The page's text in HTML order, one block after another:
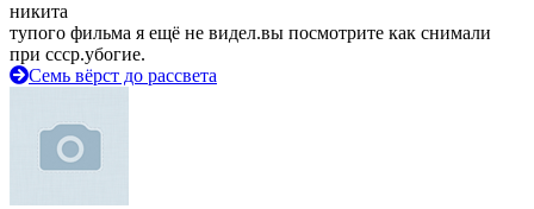
никита
тупого фильма я ещё не видел.вы посмотрите как снимали
при ссср.убогие.
Семь вёрст до рассвета